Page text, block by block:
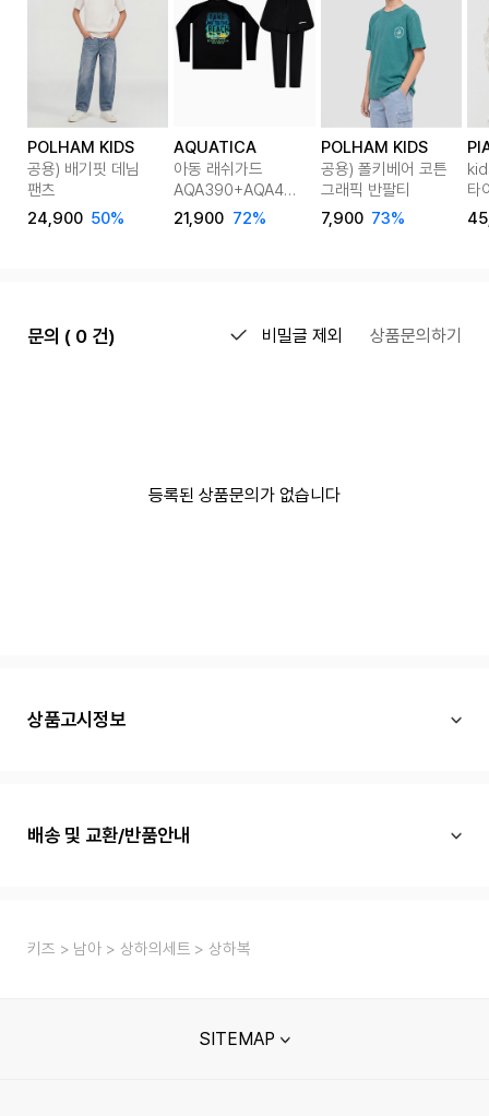
POLHAM KIDS
공용) 배기핏 데님
팬츠
24,900 50%
AQUATICA
아동 래쉬가드
AQA390+AQA421
반바지워터레깅스
only one
21,900 72%
POLHAM KIDS
공용) 폴키베어 코튼
그래픽 반팔티
7,900 73%
타
맨
문의 ( 0 건) 비밀글 제외 상품문의하기
등록된 상품문의가 없습니다
상품고시정보
배송 및 교환/반품안내
키즈 남아 상하의세트 상하복
SITEMAP